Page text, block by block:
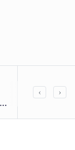
Top 6 over
‹ ›